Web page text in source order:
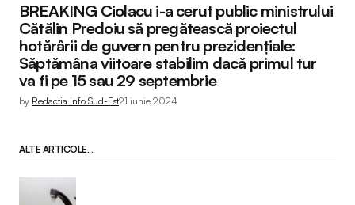
BREAKING Ciolacu i-a cerut public ministrului
Cătălin Predoiu să pregătească proiectul
hotărârii de guvern pentru prezidențiale:
Săptămâna viitoare stabilim dacă primul tur
va fi pe 15 sau 29 septembrie
by Redactia Info Sud-Est21 iunie 2024
ALTE ARTICOLE...